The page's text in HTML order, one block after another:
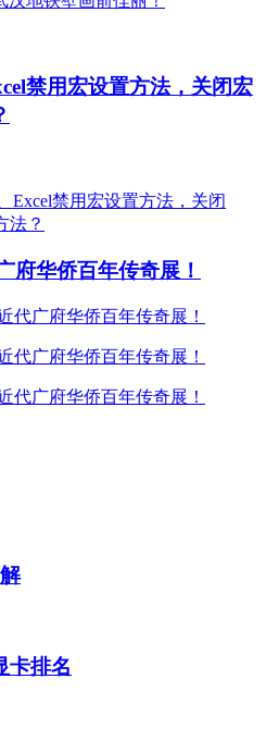
禁用宏设置方法，关闭宏
府华侨百年传奇展！
卡排名